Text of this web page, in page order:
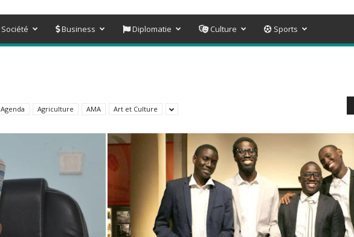
Société Business Diplomatie Culture Sports
Agenda Agriculture AMA Art et Culture